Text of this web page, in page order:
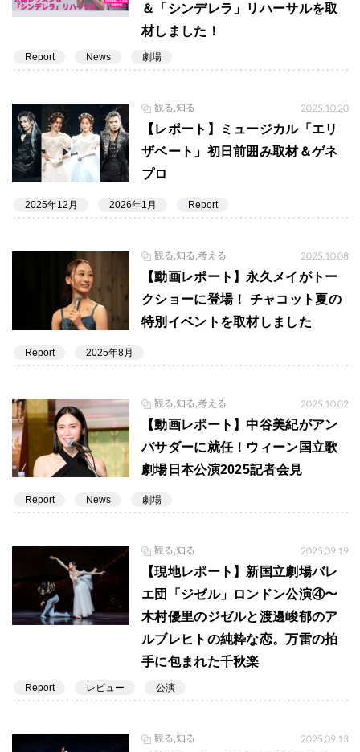
＆「シンデレラ」リハーサルを取
材しました！
Report News 劇場
観る,知る 2025.10.20
【レポート】ミュージカル「エリ
ザベート」初日前囲み取材＆ゲネ
プロ
2025年12月 2026年1月 Report
観る,知る,考える 2025.10.08
【動画レポート】永久メイがトー
クショーに登場！ チャコット夏の
特別イベントを取材しました
Report 2025年8月
観る,知る,考える 2025.10.02
【動画レポート】中谷美紀がアン
バサダーに就任！ウィーン国立歌
劇場日本公演2025記者会見
Report News 劇場
観る,知る 2025.09.19
【現地レポート】新国立劇場バレ
エ団「ジゼル」ロンドン公演④〜
木村優里のジゼルと渡邊峻郁のア
ルブレヒトの純粋な恋。万雷の拍
手に包まれた千秋楽
Report レビュー 公演
観る,知る 2025.09.13